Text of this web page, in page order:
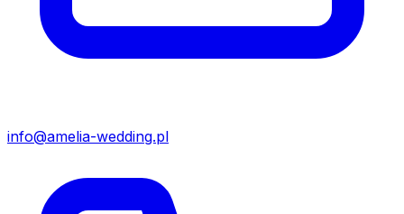
info@amelia-wedding.pl